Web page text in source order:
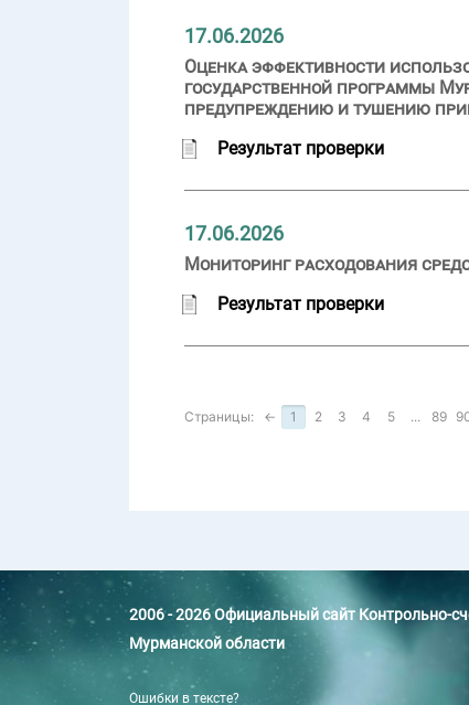
17.06.2026
Оценка эффективности
государственной программы
предупреждению и тушению
Результат проверки
17.06.2026
Мониторинг расходования
Результат проверки
Страницы: ← 1 2 3 4 5 ... 89
2006 - 2026 Официальный сайт Контрольно-
Мурманской области
Ошибки в тексте?